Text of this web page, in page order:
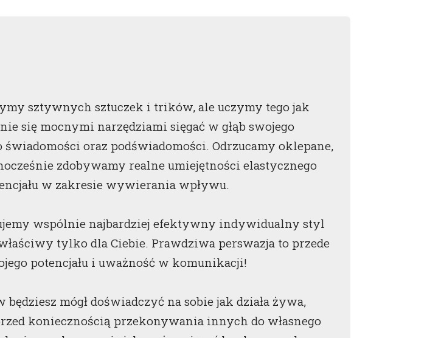
sztywnych sztuczek i trików, ale uczymy tego jak
się mocnymi narzędziami sięgać w głąb swojego
oraz podświadomości. Odrzucamy oklepane,
zdobywamy realne umiejętności elastycznego
w zakresie wywierania wpływu.
wspólnie najbardziej efektywny indywidualny styl
tylko dla Ciebie. Prawdziwa perswazja to przede
potencjału i uważność w komunikacji!
mógł doświadczyć na sobie jak działa żywa,
koniecznością przekonywania innych do własnego